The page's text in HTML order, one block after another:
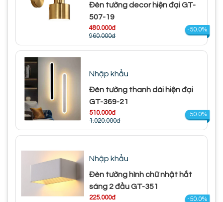
Đèn tường decor hiện đại GT-
507-19
480.000đ
960.000đ
-50.0%
Nhập khẩu
Đèn tường thanh dài hiện đại
GT-369-21
510.000đ
1.020.000đ
-50.0%
Nhập khẩu
Đèn tường hình chữ nhật hắt
sáng 2 đầu GT-351
225.000đ
-50.0%